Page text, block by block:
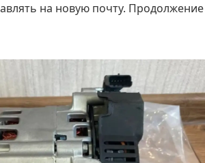
на новую почту. Продолжение